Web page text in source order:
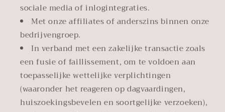
sociale media of inlogintegraties.
Met onze affiliates of anderszins binnen onze
bedrijvengroep.
In verband met een zakelijke transactie zoals
een fusie of faillissement, om te voldoen aan
toepasselijke wettelijke verplichtingen
(waaronder het reageren op dagvaardingen,
huiszoekingsbevelen en soortgelijke verzoeken),